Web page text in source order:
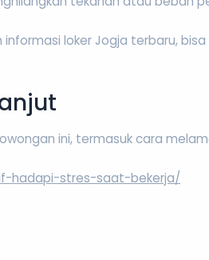
loker Jogja terbaru,
ini, termasuk cara
hadapi-stres-saat-bekerja/